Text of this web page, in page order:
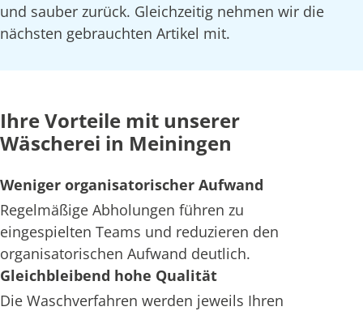
und sauber zurück. Gleichzeitig nehmen wir die
nächsten gebrauchten Artikel mit.
Ihre Vorteile mit unserer
Wäscherei in Meiningen
Weniger organisatorischer Aufwand
Regelmäßige Abholungen führen zu
eingespielten Teams und reduzieren den
organisatorischen Aufwand deutlich.
Gleichbleibend hohe Qualität
Die Waschverfahren werden jeweils Ihren